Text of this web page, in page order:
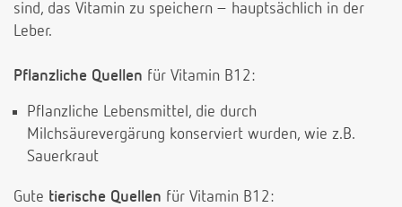
sind, das Vitamin zu speichern – hauptsächlich in der
Leber.
Pflanzliche Quellen für Vitamin B12:
Pflanzliche Lebensmittel, die durch
Milchsäurevergärung konserviert wurden, wie z.B.
Sauerkraut
Gute tierische Quellen für Vitamin B12: